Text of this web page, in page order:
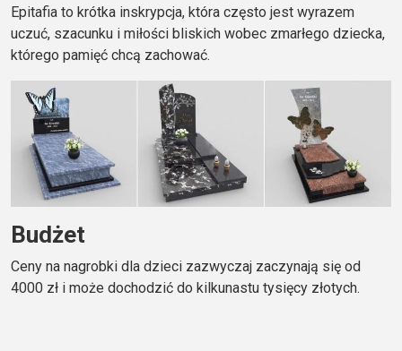
Epitafia to krótka inskrypcja, która często jest wyrazem
uczuć, szacunku i miłości bliskich wobec zmarłego dziecka,
którego pamięć chcą zachować.
Budżet
Ceny na nagrobki dla dzieci zazwyczaj zaczynają się od
4000 zł i może dochodzić do kilkunastu tysięcy złotych.